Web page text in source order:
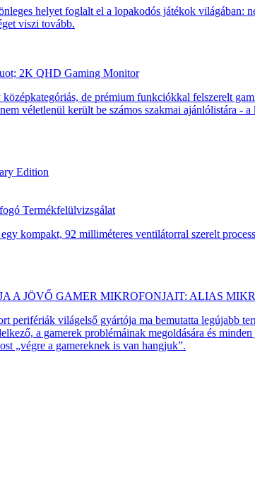
helyet foglalt el a lopakodós játékok világában:
viszi tovább.
2K QHD Gaming Monitor
de prémium funkciókkal felszerelt
véletlenül került be számos szakmai ajánlólistára
Edition
Termékfelülvizsgálat
kompakt, 92 milliméteres ventilátorral szerelt
A JÖVŐ GAMER MIKROFONJAIT: ALIAS
perifériák világelső gyártója ma bemutatta legújabb
a gamerek problémáinak megoldására és
„végre a gamereknek is van hangjuk”.